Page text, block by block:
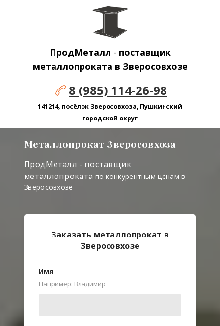
ПродМеталл - поставщик
металлопроката в Зверосовхозе
8 (985) 114-26-98
141214, посёлок Зверосовхоза, Пушкинский
городской округ
Металлопрокат Зверосовхоза
ПродМеталл - поставщик
металлопроката по конкурентным ценам в
Зверосовхозе
Заказать металлопрокат в
Зверосовхозе
Имя
Например: Владимир